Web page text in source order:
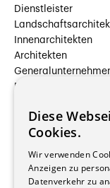
Dienstleister
Innenarchitekten
Architekten
Beauftragte
Hersteller/
Bauherrschaften
Stockwerkeigentum
Reportagen
Diese
Cookies.
Wir verwenden
Anzeigen zu
Datenverkehr zu